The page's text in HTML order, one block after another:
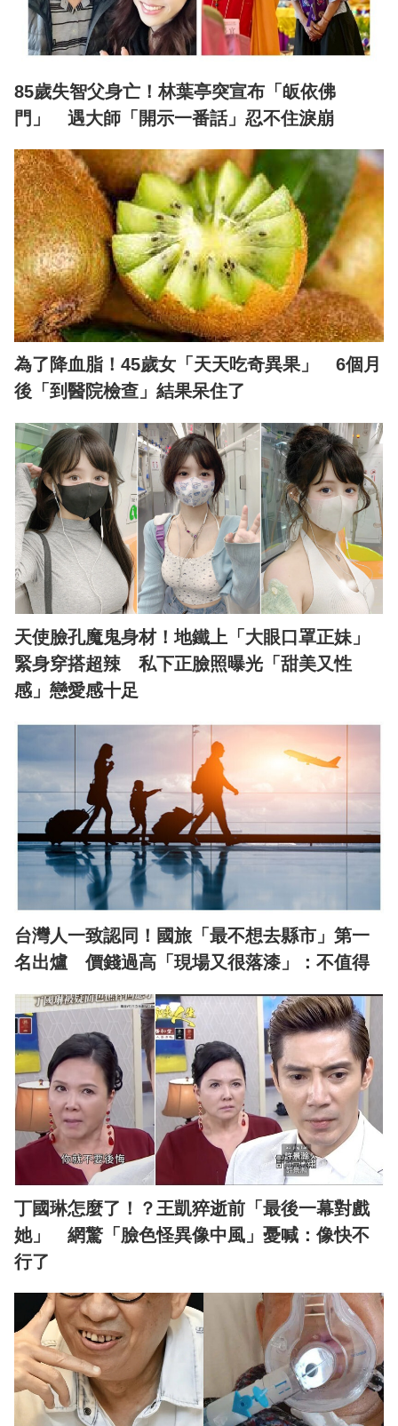
85歲失智父身亡！林葉亭突宣布「皈依佛
門」 遇大師「開示一番話」忍不住淚崩
為了降血脂！45歲女「天天吃奇異果」 6個月
後「到醫院檢查」結果呆住了
天使臉孔魔鬼身材！地鐵上「大眼口罩正妹」
緊身穿搭超辣 私下正臉照曝光「甜美又性
感」戀愛感十足
台灣人一致認同！國旅「最不想去縣市」第一
名出爐 價錢過高「現場又很落漆」：不值得
丁國琳怎麼了！？王凱猝逝前「最後一幕對戲
她」 網驚「臉色怪異像中風」憂喊：像快不
行了